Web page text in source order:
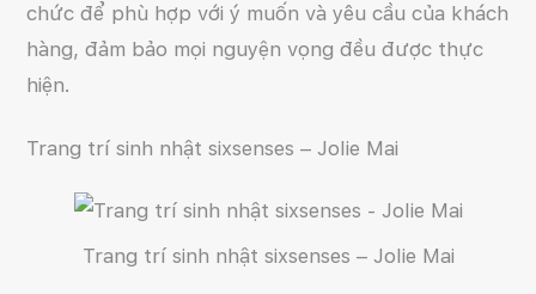
chức để phù hợp với ý muốn và yêu cầu của khách
hàng, đảm bảo mọi nguyện vọng đều được thực
hiện.
Trang trí sinh nhật sixsenses – Jolie Mai
Trang trí sinh nhật sixsenses – Jolie Mai